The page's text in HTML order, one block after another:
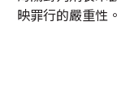
映罪行的嚴重性。